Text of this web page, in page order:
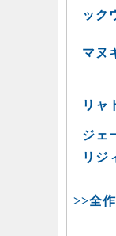
ック
マヌ
リャ
ジェ
リジ
>>全